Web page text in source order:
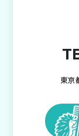
東京